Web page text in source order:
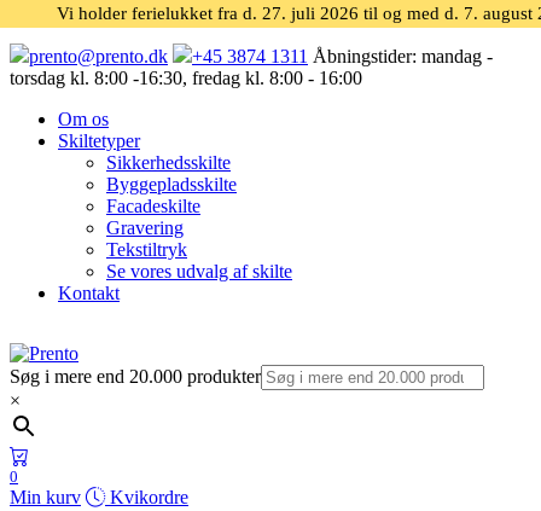
Vi holder ferielukket fra d. 27. juli 2026 til og med d. 7. august
prento@prento.dk +45 3874 1311 Åbningstider: mandag -
torsdag kl. 8:00 -16:30, fredag kl. 8:00 - 16:00
Om os
Skiltetyper
Sikkerhedsskilte
Byggepladsskilte
Facadeskilte
Gravering
Tekstiltryk
Se vores udvalg af skilte
Kontakt
Søg i mere end 20.000 produkter
×
0
Min kurv
Kvikordre